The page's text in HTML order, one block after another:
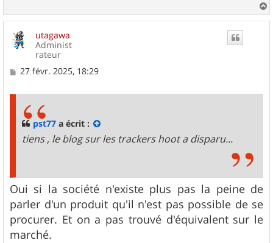
a
utagawa
Administ
rateur
M
27 févr. 2025, 18:29
pst77 a écrit :
tiens , le blog sur les trackers hoot a disparu...
Oui si la société n'existe plus pas la peine de
parler d'un produit qu'il n'est pas possible de se
procurer. Et on a pas trouvé d'équivalent sur le
marché.